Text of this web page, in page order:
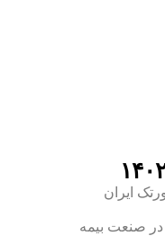
ایران
در صنعت بیمه